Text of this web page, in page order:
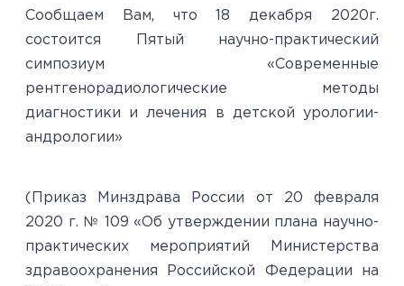
Сообщаем Вам, что 18 декабря 2020г.
состоится Пятый научно-практический
симпозиум «Современные
рентгенорадиологические методы
диагностики и лечения в детской урологии-
андрологии»
(Приказ Минздрава России от 20 февраля
2020 г. № 109 «Об утверждении плана научно-
практических мероприятий Министерства
здравоохранения Российской Федерации на